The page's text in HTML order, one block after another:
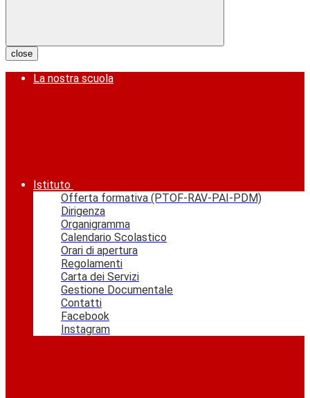
close
La nostra scuola
Istituto
Offerta formativa (PTOF-RAV-PAI-PDM)
Dirigenza
Organigramma
Calendario Scolastico
Orari di apertura
Regolamenti
Carta dei Servizi
Gestione Documentale
Contatti
Facebook
Instagram